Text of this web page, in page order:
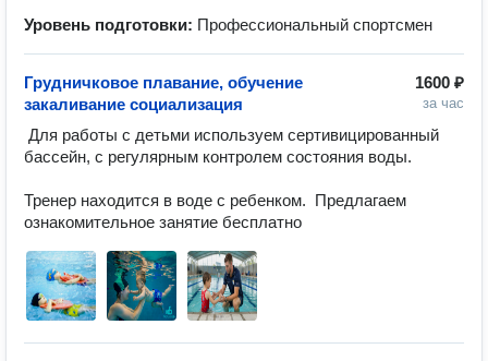
Уровень подготовки: Профессиональный спортсмен
1600 ₽
за час
Грудничковое плавание, обучение
закаливание социализация
бассейн, с регулярным контролем состояния воды.
Тренер находится в воде с ребенком.  Предлагаем
ознакомительное занятие бесплатно